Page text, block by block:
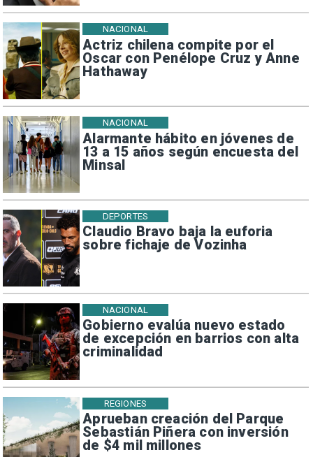
Actriz chilena compite por el
Oscar con Penélope Cruz y Anne
Hathaway
NACIONAL
Alarmante hábito en jóvenes de
13 a 15 años según encuesta del
Minsal
NACIONAL
Claudio Bravo baja la euforia
sobre fichaje de Vozinha
DEPORTES
Gobierno evalúa nuevo estado
de excepción en barrios con alta
criminalidad
NACIONAL
Aprueban creación del Parque
Sebastián Piñera con inversión
de $4 mil millones
REGIONES